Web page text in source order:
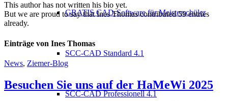
GRATIS CAD-Software für Meisterschüler
SCC-CAD Standard 4.1
SCC-CAD Professionell 4.1
This author has not written his bio yet.
But we are proud to say thatInes Thomascontributed 59 entries
already.
Einträge von Ines Thomas
News, Ziemer-Blog
Besuchen Sie uns auf der HaMeWi 2025